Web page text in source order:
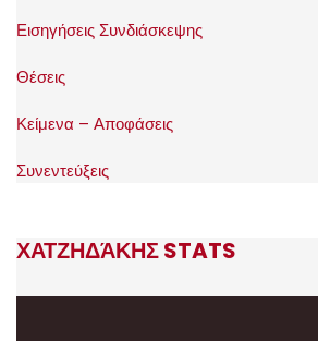
Εισηγήσεις Συνδιάσκεψης
Θέσεις
Κείμενα – Αποφάσεις
Συνεντεύξεις
ΧΑΤΖΗΔΆΚΗΣ STATS